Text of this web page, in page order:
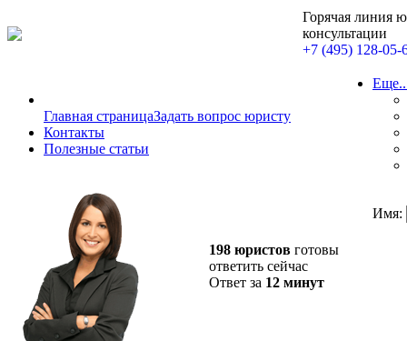
Горячая линия
консультации
+7 (495) 128-05-
Главная страницаЗадать вопрос юристу
Контакты
Полезные статьи
198 юристов готовы
ответить сейчас
Ответ за 12 минут
Имя: